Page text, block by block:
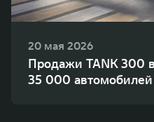
20 мая 2026
Продажи TANK 300
35 000 автомобилей